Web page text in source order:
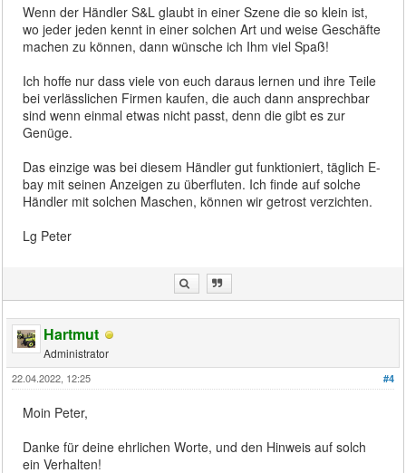
Wenn der Händler S&L glaubt in einer Szene die so klein ist,
wo jeder jeden kennt in einer solchen Art und weise Geschäfte
machen zu können, dann wünsche ich Ihm viel Spaß!
Ich hoffe nur dass viele von euch daraus lernen und ihre Teile
bei verlässlichen Firmen kaufen, die auch dann ansprechbar
sind wenn einmal etwas nicht passt, denn die gibt es zur
Genüge.
Das einzige was bei diesem Händler gut funktioniert, täglich E-
bay mit seinen Anzeigen zu überfluten. Ich finde auf solche
Händler mit solchen Maschen, können wir getrost verzichten.
Lg Peter
Hartmut
Administrator
#4
22.04.2022, 12:25
Moin Peter,
Danke für deine ehrlichen Worte, und den Hinweis auf solch
ein Verhalten!